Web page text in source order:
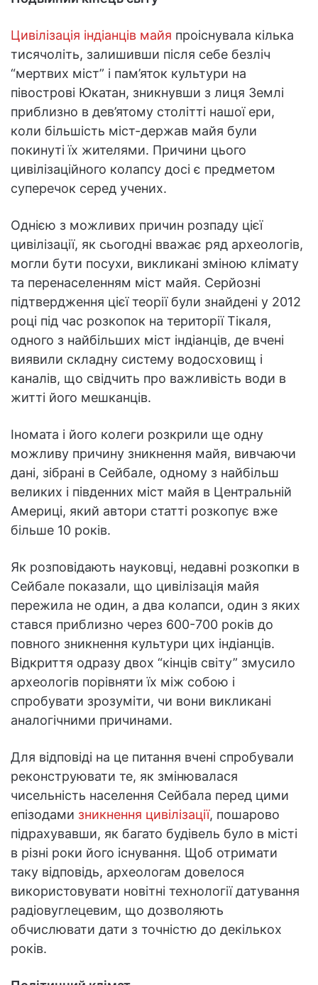
Цивілізація індіанців майя проіснувала кілька
тисячоліть, залишивши після себе безліч
“мертвих міст” і пам’яток культури на
півострові Юкатан, зникнувши з лиця Землі
приблизно в дев’ятому столітті нашої ери,
коли більшість міст-держав майя були
покинуті їх жителями. Причини цього
цивілізаційного колапсу досі є предметом
суперечок серед учених.
Однією з можливих причин розпаду цієї
цивілізації, як сьогодні вважає ряд археологів,
могли бути посухи, викликані зміною клімату
та перенаселенням міст майя. Серйозні
підтвердження цієї теорії були знайдені у 2012
році під час розкопок на території Тікаля,
одного з найбільших міст індіанців, де вчені
виявили складну систему водосховищ і
каналів, що свідчить про важливість води в
житті його мешканців.
Іномата і його колеги розкрили ще одну
можливу причину зникнення майя, вивчаючи
дані, зібрані в Сейбале, одному з найбільш
великих і південних міст майя в Центральній
Америці, який автори статті розкопує вже
більше 10 років.
Як розповідають науковці, недавні розкопки в
Сейбале показали, що цивілізація майя
пережила не один, а два колапси, один з яких
стався приблизно через 600-700 років до
повного зникнення культури цих індіанців.
Відкриття одразу двох “кінців світу” змусило
археологів порівняти їх між собою і
спробувати зрозуміти, чи вони викликані
аналогічними причинами.
Для відповіді на це питання вчені спробували
реконструювати те, як змінювалася
чисельність населення Сейбала перед цими
епізодами зникнення цивілізації, пошарово
підрахувавши, як багато будівель було в місті
в різні роки його існування. Щоб отримати
таку відповідь, археологам довелося
використовувати новітні технології датування
радіовуглецевим, що дозволяють
обчислювати дати з точністю до декількох
років.